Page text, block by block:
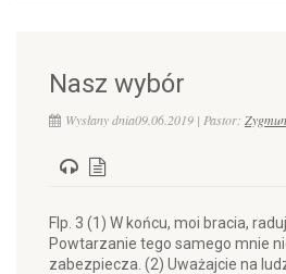
Nasz wybór
Wysłany dnia09.06.2019 | Pastor:
Flp. 3 (1) W końcu, moi bracia,
Powtarzanie tego samego mnie
zabezpiecza. (2) Uważajcie na